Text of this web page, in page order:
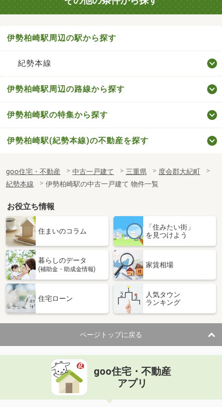
伊勢柏崎駅周辺の駅から探す
紀勢本線
伊勢柏崎駅周辺の路線から探す
伊勢柏崎駅の特集から探す
伊勢柏崎駅(紀勢本線)の不動産を探す
goo住宅・不動産 中古一戸建て 三重県
度会郡大紀町
紀勢本線
伊勢柏崎駅の中古一戸建て 物件一覧
お役立ち情報
住まいのコラム
「住みたい街」
を見つけよう
暮らしのデータ
(補助金・助成金情報)
家賃相場
住宅ローン
人気タウン
ランキング
ページトップに戻る
goo住宅・不動産
アプリ